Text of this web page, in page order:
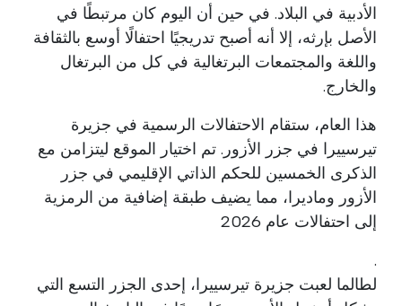
الأدبية في البلاد. في حين أن اليوم كان مرتبطًا في
الأصل بإرثه، إلا أنه أصبح تدريجيًا احتفالًا أوسع بالثقافة
واللغة والمجتمعات البرتغالية في كل من البرتغال
والخارج.
هذا العام، ستقام الاحتفالات الرسمية في جزيرة
تيرسييرا في جزر الأزور. تم اختيار الموقع ليتزامن مع
الذكرى الخمسين للحكم الذاتي الإقليمي في جزر
الأزور وماديرا، مما يضيف طبقة إضافية من الرمزية
إلى احتفالات عام 2026
.
لطالما لعبت جزيرة تيرسييرا، إحدى الجزر التسع التي